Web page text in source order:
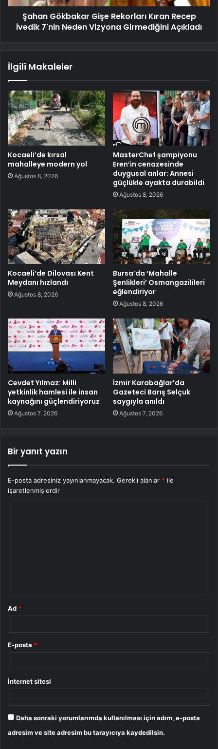
Şahan Gökbakar Gişe Rekorları Kıran Recep
İvedik 7'nin Neden Vizyona Girmediğini Açıkladı
İlgili Makaleler
Kocaeli’de kırsal
mahalleye modern yol
Ağustos 8, 2026
MasterChef şampiyonu
Eren’in cenazesinde
duygusal anlar: Annesi
güçlükle ayakta durabildi
Ağustos 8, 2026
Kocaeli’de Dilovası Kent
Meydanı hızlandı
Ağustos 8, 2026
Bursa’da ‘Mahalle
Şenlikleri’ Osmangazilileri
eğlendiriyor
Ağustos 8, 2026
Cevdet Yılmaz: Milli
yetkinlik hamlesi ile insan
kaynağını güçlendiriyoruz
Ağustos 7, 2026
İzmir Karabağlar’da
Gazeteci Barış Selçuk
saygıyla anıldı
Ağustos 7, 2026
Bir yanıt yazın
E-posta adresiniz yayınlanmayacak. Gerekli alanlar * ile
işaretlenmişlerdir
Ad *
E-posta *
İnternet sitesi
Daha sonraki yorumlarımda kullanılması için adım, e-posta
adresim ve site adresim bu tarayıcıya kaydedilsin.